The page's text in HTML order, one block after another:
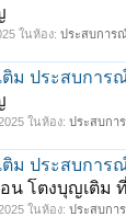
ในห้อง: ประสบการณ์
ม ประสบการ
ในห้อง: ประสบกา
ม ประสบการ
น โตงบุญเติม
ในห้อง: ประสบกา